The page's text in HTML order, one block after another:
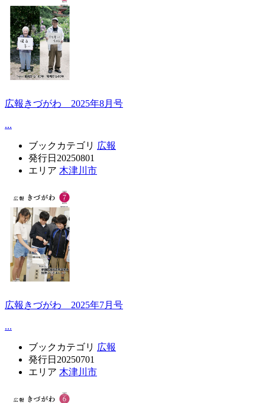
広報きづがわ 2025年8月号
...
ブックカテゴリ 広報
発行日 20250801
エリア 木津川市
広報きづがわ 2025年7月号
...
ブックカテゴリ 広報
発行日 20250701
エリア 木津川市